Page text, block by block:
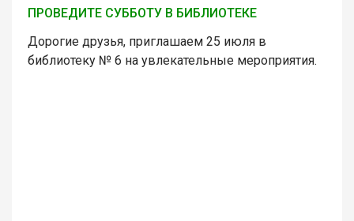
ПРОВЕДИТЕ СУББОТУ В БИБЛИОТЕКЕ
Дорогие друзья, приглашаем 25 июля в
библиотеку № 6 на увлекательные мероприятия.